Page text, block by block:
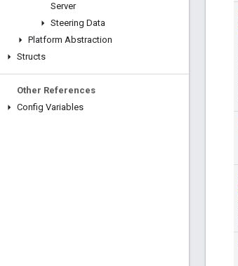
Server
Steering Data
Platform Abstraction
Structs
Other References
Config Variables